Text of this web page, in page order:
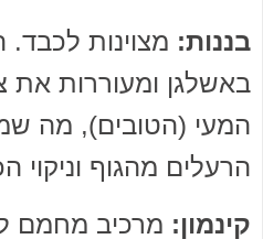
בננות: מצוינות לכבד.
באשלגן ומעוררות את
המעי (הטובים), מה
הרעלים מהגוף וניקוי
קינמון: מרכיב מחמם